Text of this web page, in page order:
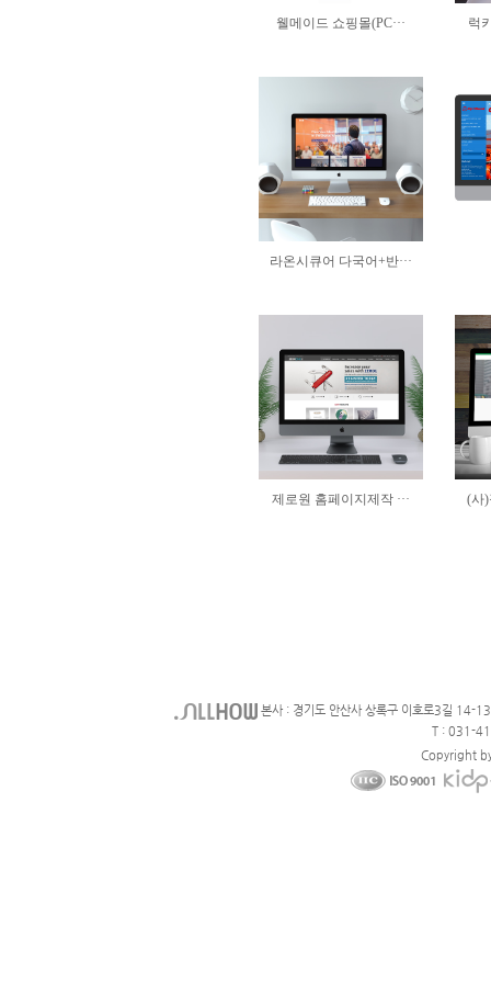
본사 : 경기도 안산사 상록구 이호로3길 14-
T : 031-
Copyright